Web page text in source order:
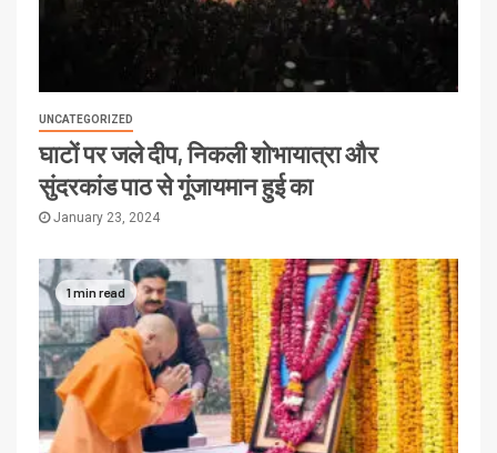
UNCATEGORIZED
घाटों पर जले दीप, निकली शोभायात्रा और
सुंदरकांड पाठ से गूंजायमान हुई का
January 23, 2024
1 min read